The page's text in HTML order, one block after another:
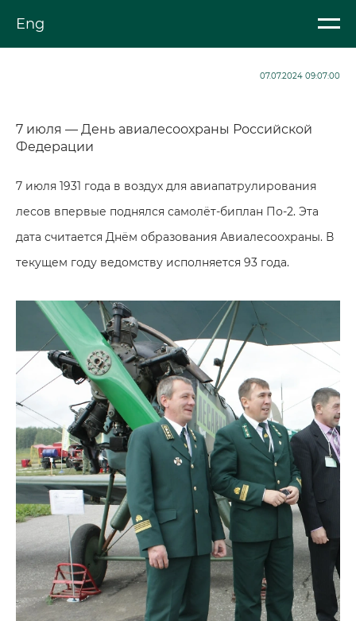
Eng
07.07.2024 09:07:00
7 июля — День авиалесоохраны Российской
Федерации
7 июля 1931 года в воздух для авиапатрулирования
лесов впервые поднялся самолёт-биплан По-2. Эта
дата считается Днём образования Авиалесоохраны. В
текущем году ведомству исполняется 93 года.